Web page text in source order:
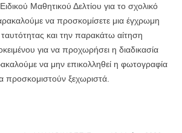
Μαθητικού Δελτίου για το σχολικό
να προσκομίσετε μια έγχρωμη
και την παρακάτω αίτηση
για να προχωρήσει η διαδικασία
να μην επικολληθεί η φωτογραφία
προσκομιστούν ξεχωριστά.